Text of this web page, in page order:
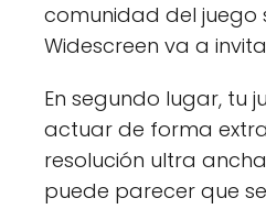
comunidad del juego
Widescreen va a
En segundo lugar, tu
actuar de forma
resolución ultra
puede parecer que